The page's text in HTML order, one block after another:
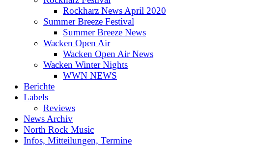
Rockharz News April 2020
Summer Breeze Festival
Summer Breeze News
Wacken Open Air
Wacken Open Air News
Wacken Winter Nights
WWN NEWS
Berichte
Labels
Reviews
News Archiv
North Rock Music
Infos, Mitteilungen, Termine